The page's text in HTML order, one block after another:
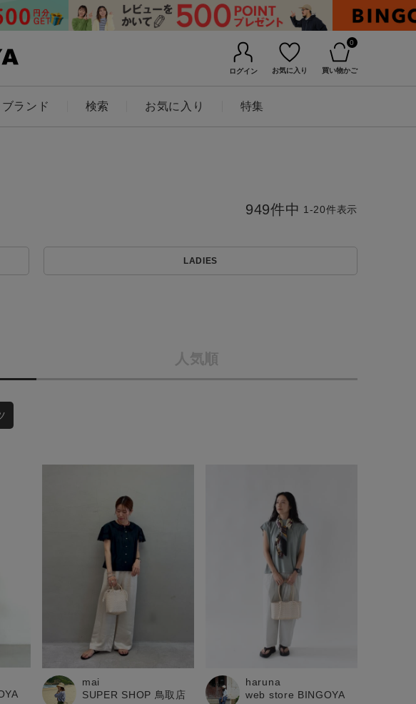
ログイン お気に入り
0
買い物かご
ブランド 検索 お気に入り 特集
店舗一覧
会社概要
ガイド
無料公式アプリダウンロード
価格
在庫なし含む
LADIES
人気順
949件中 1-20件表示
mai
SUPER SHOP 鳥取店
haruna
web store BINGOYA